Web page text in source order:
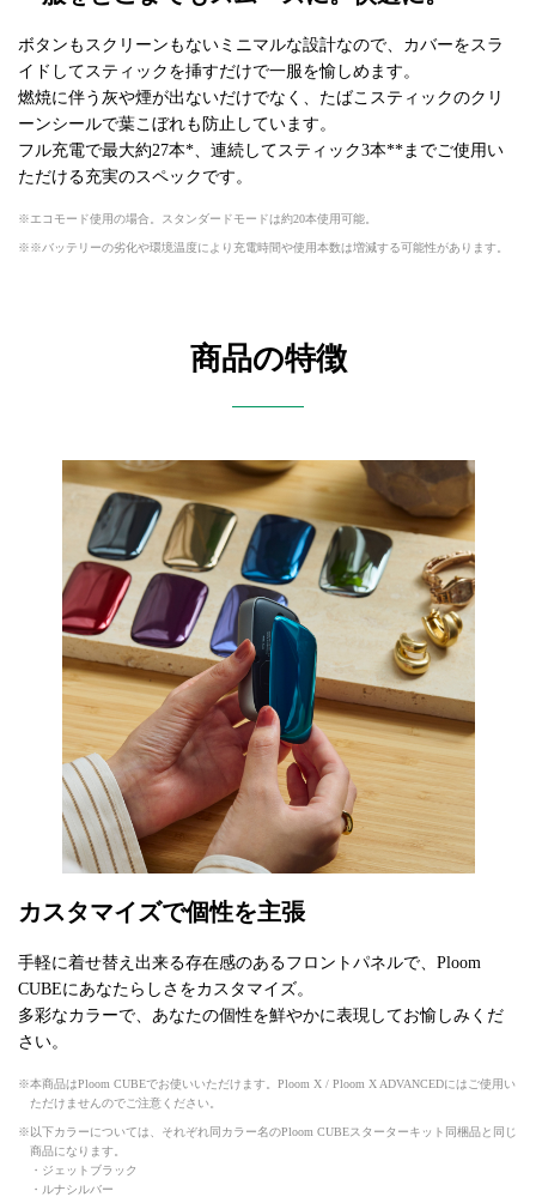
ボタンもスクリーンもないミニマルな設計なので、カバーをスラ
イドしてスティックを挿すだけで一服を愉しめます。
燃焼に伴う灰や煙が出ないだけでなく、たばこスティックのクリ
ーンシールで葉こぼれも防止しています。
フル充電で最大約27本*、連続してスティック3本**までご使用い
ただける充実のスペックです。
エコモード使用の場合。スタンダードモードは約20本使用可能。
※バッテリーの劣化や環境温度により充電時間や使用本数は増減する可能性があります。
商品の特徴
カスタマイズで個性を主張
手軽に着せ替え出来る存在感のあるフロントパネルで、Ploom
CUBEにあなたらしさをカスタマイズ。
多彩なカラーで、あなたの個性を鮮やかに表現してお愉しみくだ
さい。
本商品はPloom CUBEでお使いいただけます。Ploom X / Ploom X ADVANCEDにはご使用い
ただけませんのでご注意ください。
以下カラーについては、それぞれ同カラー名のPloom CUBEスターターキット同梱品と同じ
商品になります。
・ジェットブラック
・ルナシルバー